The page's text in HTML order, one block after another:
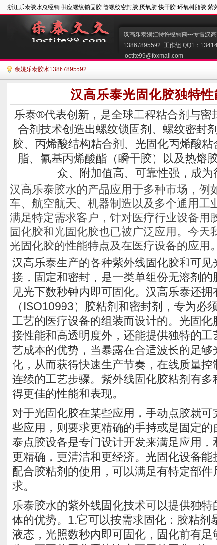
浙江乐泰胶水总经销 供应螺纹锁固胶 管螺纹密封胶 厌氧胶 快干胶 环氧树脂胶 紫
汉高乐泰浙江特许经销商---专售汉
13867895592  工作组 QQ1：
loctite99@foxmail.com
余姚乐泰胶水13867895592
汉高乐泰光固化胶独特
乐泰®代表创新，是全球工程粘合剂与密
合剂技术创造出螺纹锁固剂、螺纹密封
胶、丙烯酸结构粘合剂、光固化丙烯酸
脂、氰基丙烯酸酯（瞬干胶）以及热熔
众、附加值高、可靠性强，成为
汉高乐泰胶水的产品应用于多种市场，例
车、航空航天、机器制造以及多个通用工
满足特定需求客户，针对医疗行业设备用
固化胶和光固化胶也已被广泛应用。今天
光固化胶的性能特点及在医疗设备的应用
汉高乐泰生产的各种紫外线固化胶和可
接，固定和密封，是一类单组份无溶剂
见光下数秒钟内即可固化。汉高乐泰还拥
（ISO10993）胶粘剂和密封剂，专为必
工艺的医疗设备的组装而设计的。光固
接性能和高透明度外，还能提供独特的
艺成本的优势，当暴露在合适波长的足
化，从而获得快速生产节奏，在线质量
连续的工艺步骤。紫外线固化胶粘剂有
得更佳的性能和表现。
对于光固化胶在某些应用，手动点胶就
些应用，则要求更精确的手持或是固定
泰点胶设备是专门设计开发来满足应用
更精确，更清洁和更经济。光固化设备
配合胶粘剂的使用，可以满足有特定部
求。
乐泰胶水的紫外线固化技术可以提供独
体的优势。1.它可以按需求固化：胶粘剂
液态，光照数秒内即可固化，固化前有